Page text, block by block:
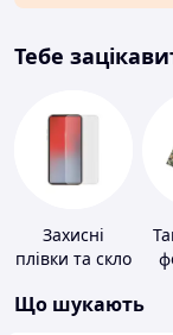
Тебе
Захисні
плівки та скло
портативних
Що шукають